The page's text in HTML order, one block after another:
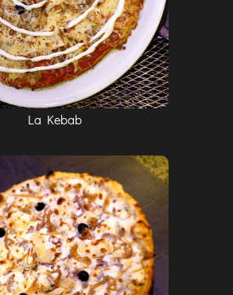
La Kebab